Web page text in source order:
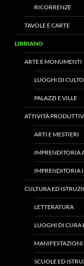
RICORRENZE
TAVOLE E CARTE
LIBBIANO
ARTE E MONUMENTI
LUOGHI DI CULTO
PALAZZI E VILLE
ATTIVITÀ
ARTI E MESTIERI
IMPRENDITORIA
IMPRENDITORIA
CULTURA ED
LETTERATURA
LUOGHI DI CURA
MANIFESTAZIONI
SCUOLE ED